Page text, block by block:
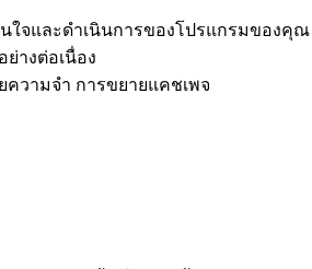
นใจและดําเนินการของโปรแกรมของคุณ
างต่อเนื่อง
ความจํา การขยายแคชเพจ